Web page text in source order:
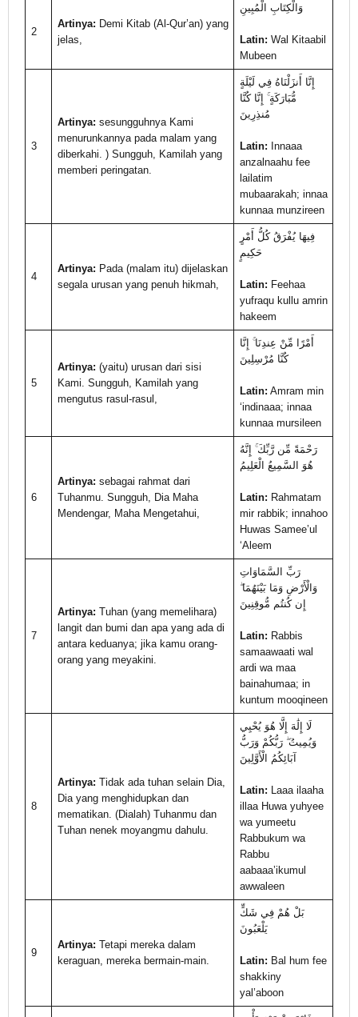
2
Artinya: Demi Kitab (Al-Qur’an) yang
jelas,
وَالْكِتَابِ الْمُبِينِ
Latin: Wal Kitaabil
Mubeen
3
Artinya: sesungguhnya Kami
menurunkannya pada malam yang
diberkahi. ) Sungguh, Kamilah yang
memberi peringatan.
إِنَّا أَنزَلْنَاهُ فِي لَيْلَةٍ
مُّبَارَكَةٍ ۚ إِنَّا كُنَّا
مُنذِرِينَ
Latin: Innaaa
anzalnaahu fee
lailatim
mubaarakah; innaa
kunnaa munzireen
4
Artinya: Pada (malam itu) dijelaskan
segala urusan yang penuh hikmah,
فِيهَا يُفْرَقُ كُلُّ أَمْرٍ
حَكِيمٍ
Latin: Feehaa
yufraqu kullu amrin
hakeem
5
Artinya: (yaitu) urusan dari sisi
Kami. Sungguh, Kamilah yang
mengutus rasul-rasul,
أَمْرًا مِّنْ عِندِنَا ۚ إِنَّا
كُنَّا مُرْسِلِينَ
Latin: Amram min
‘indinaaa; innaa
kunnaa mursileen
6
Artinya: sebagai rahmat dari
Tuhanmu. Sungguh, Dia Maha
Mendengar, Maha Mengetahui,
رَحْمَةً مِّن رَّبِّكَ ۚ إِنَّهُ
هُوَ السَّمِيعُ الْعَلِيمُ
Latin: Rahmatam
mir rabbik; innahoo
Huwas Samee’ul
‘Aleem
7
Artinya: Tuhan (yang memelihara)
langit dan bumi dan apa yang ada di
antara keduanya; jika kamu orang-
orang yang meyakini.
رَبِّ السَّمَاوَاتِ
وَالْأَرْضِ وَمَا بَيْنَهُمَا ۖ
إِن كُنتُم مُّوقِنِينَ
Latin: Rabbis
samaawaati wal
ardi wa maa
bainahumaa; in
kuntum mooqineen
8
Artinya: Tidak ada tuhan selain Dia,
Dia yang menghidupkan dan
mematikan. (Dialah) Tuhanmu dan
Tuhan nenek moyangmu dahulu.
لَا إِلَٰهَ إِلَّا هُوَ يُحْيِي
وَيُمِيتُ ۖ رَبُّكُمْ وَرَبُّ
آبَائِكُمُ الْأَوَّلِينَ
Latin: Laaa ilaaha
illaa Huwa yuhyee
wa yumeetu
Rabbukum wa
Rabbu
aabaaa’ikumul
awwaleen
9
Artinya: Tetapi mereka dalam
keraguan, mereka bermain-main.
بَلْ هُمْ فِي شَكٍّ
يَلْعَبُونَ
Latin: Bal hum fee
shakkiny
yal’aboon